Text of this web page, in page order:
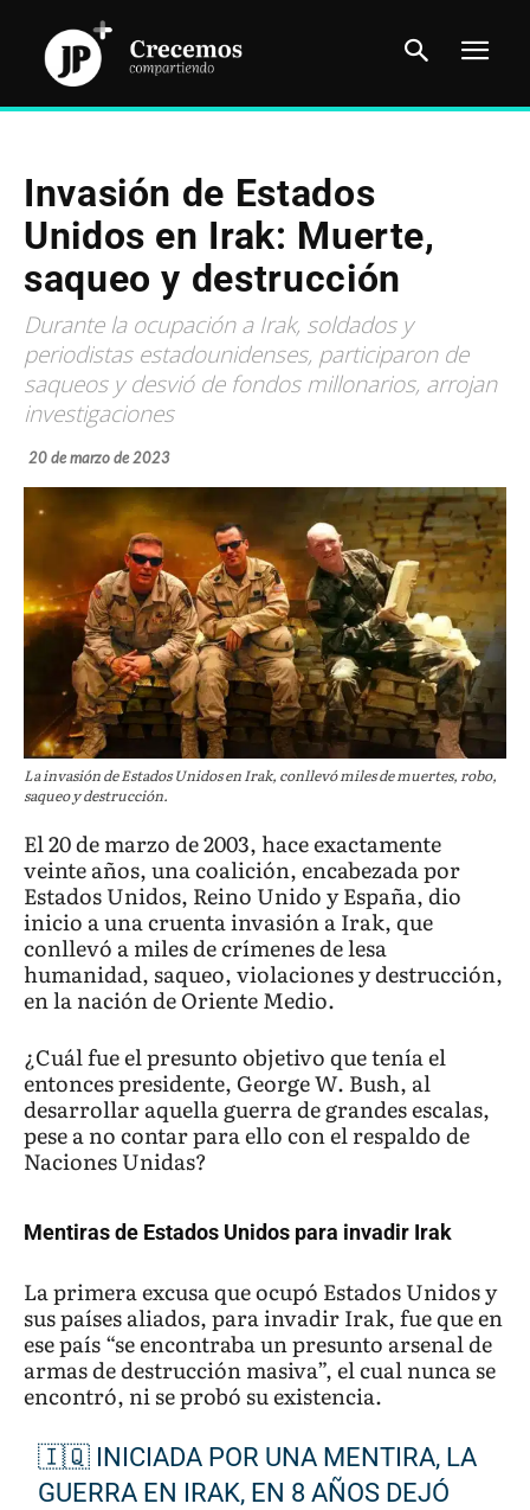
Invasión de Estados
Unidos en Irak: Muerte,
saqueo y destrucción
Durante la ocupación a Irak, soldados y
periodistas estadounidenses, participaron de
saqueos y desvió de fondos millonarios, arrojan
investigaciones
20 de marzo de 2023
La invasión de Estados Unidos en Irak, conllevó miles de muertes, robo,
saqueo y destrucción.
El 20 de marzo de 2003, hace exactamente
veinte años, una coalición, encabezada por
Estados Unidos, Reino Unido y España, dio
inicio a una cruenta invasión a Irak, que
conllevó a miles de crímenes de lesa
humanidad, saqueo, violaciones y destrucción,
en la nación de Oriente Medio.
¿Cuál fue el presunto objetivo que tenía el
entonces presidente, George W. Bush, al
desarrollar aquella guerra de grandes escalas,
pese a no contar para ello con el respaldo de
Naciones Unidas?
Mentiras de Estados Unidos para invadir Irak
La primera excusa que ocupó Estados Unidos y
sus países aliados, para invadir Irak, fue que en
ese país “se encontraba un presunto arsenal de
armas de destrucción masiva”, el cual nunca se
encontró, ni se probó su existencia.
🇮🇶 INICIADA POR UNA MENTIRA, LA
GUERRA EN IRAK, EN 8 AÑOS DEJÓ